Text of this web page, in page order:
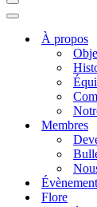
Menu
de
navigation
Menu
navigationÀ propos
Membres
Flore